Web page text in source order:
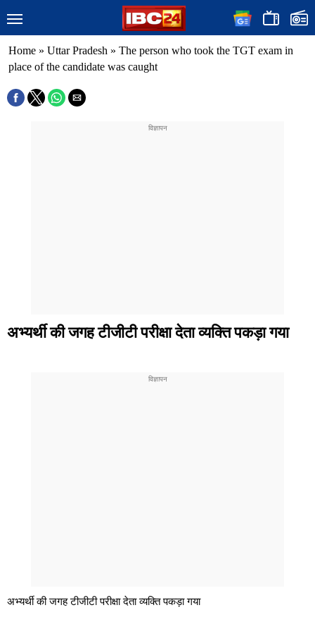
Home » Uttar Pradesh » The person who took the TGT exam in
place of the candidate was caught
अभ्यर्थी की जगह टीजीटी परीक्षा देता व्यक्ति पकड़ा गया
अभ्यर्थी की जगह टीजीटी परीक्षा देता व्यक्ति पकड़ा गया